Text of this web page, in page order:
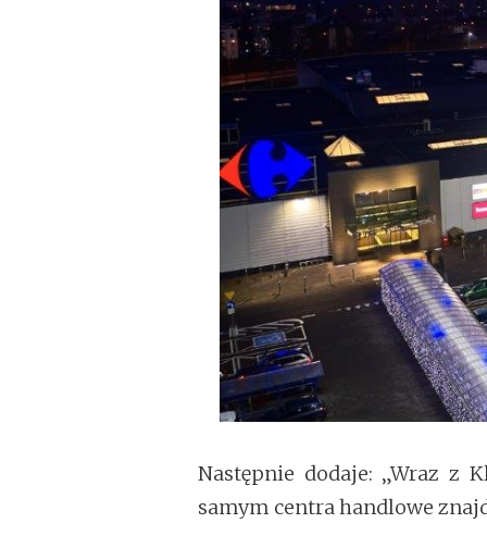
Następnie dodaje: „Wraz z
samym centra handlowe